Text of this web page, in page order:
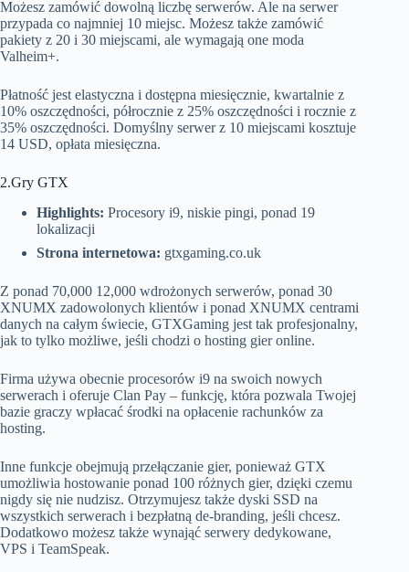
Możesz zamówić dowolną liczbę serwerów. Ale na serwer
przypada co najmniej 10 miejsc. Możesz także zamówić
pakiety z 20 i 30 miejscami, ale wymagają one moda
Valheim+.
Płatność jest elastyczna i dostępna miesięcznie, kwartalnie z
10% oszczędności, półrocznie z 25% oszczędności i rocznie z
35% oszczędności. Domyślny serwer z 10 miejscami kosztuje
14 USD, opłata miesięczna.
2.Gry GTX
Highlights: Procesory i9, niskie pingi, ponad 19
lokalizacji
Strona internetowa: gtxgaming.co.uk
Z ponad 70,000 12,000 wdrożonych serwerów, ponad 30
XNUMX zadowolonych klientów i ponad XNUMX centrami
danych na całym świecie, GTXGaming jest tak profesjonalny,
jak to tylko możliwe, jeśli chodzi o hosting gier online.
Firma używa obecnie procesorów i9 na swoich nowych
serwerach i oferuje Clan Pay – funkcję, która pozwala Twojej
bazie graczy wpłacać środki na opłacenie rachunków za
hosting.
Inne funkcje obejmują przełączanie gier, ponieważ GTX
umożliwia hostowanie ponad 100 różnych gier, dzięki czemu
nigdy się nie nudzisz. Otrzymujesz także dyski SSD na
wszystkich serwerach i bezpłatną de-branding, jeśli chcesz.
Dodatkowo możesz także wynająć serwery dedykowane,
VPS i TeamSpeak.